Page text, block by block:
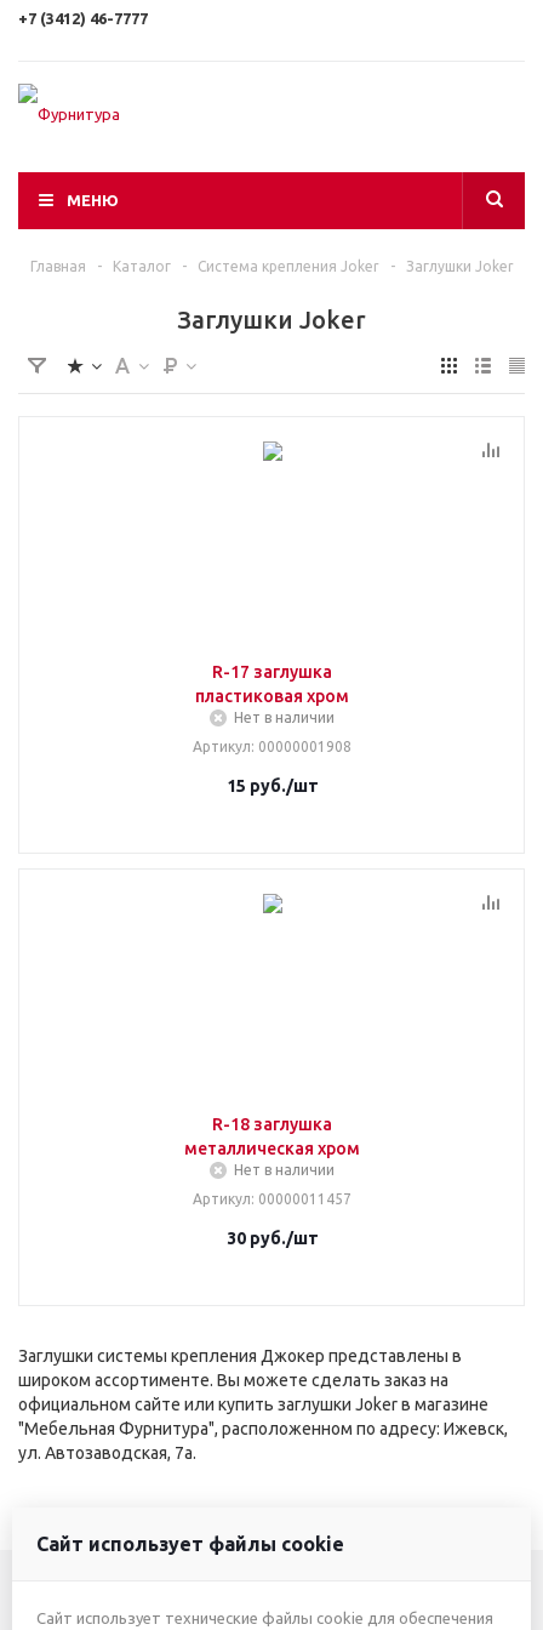
+7 (3412) 46-7777
МЕНЮ
Главная - Каталог - Система крепления Joker - Заглушки Joker
Заглушки Joker
R-17 заглушка
пластиковая хром
Нет в наличии
Артикул: 00000001908
15 руб./шт
R-18 заглушка
металлическая хром
Нет в наличии
Артикул: 00000011457
30руб./шт
Заглушки системы крепления Джокер представлены в
широком ассортименте. Вы можете сделать заказ на
официальном сайте или купить заглушки Joker в магазине
"Мебельная Фурнитура", расположенном по адресу: Ижевск,
ул. Автозаводская, 7а.
Сайт использует файлы cookie
Сайт использует технические файлы cookie для обеспечения